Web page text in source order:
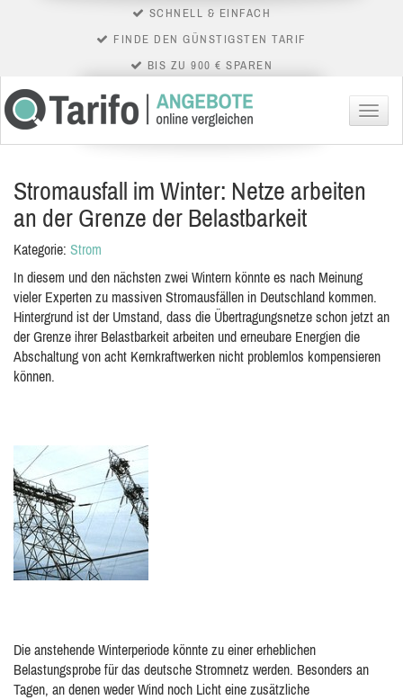
SCHNELL & EINFACH
FINDE DEN GÜNSTIGSTEN TARIF
BIS ZU 900 € SPAREN
Menü
Stromausfall im Winter: Netze arbeiten
an der Grenze der Belastbarkeit
Kategorie: Strom
In diesem und den nächsten zwei Wintern könnte es nach Meinung
vieler Experten zu massiven Stromausfällen in Deutschland kommen.
Hintergrund ist der Umstand, dass die Übertragungsnetze schon jetzt an
der Grenze ihrer Belastbarkeit arbeiten und erneubare Energien die
Abschaltung von acht Kernkraftwerken nicht problemlos kompensieren
können.
Die anstehende Winterperiode könnte zu einer erheblichen
Belastungsprobe für das deutsche Stromnetz werden. Besonders an
Tagen, an denen weder Wind noch Licht eine zusätzliche